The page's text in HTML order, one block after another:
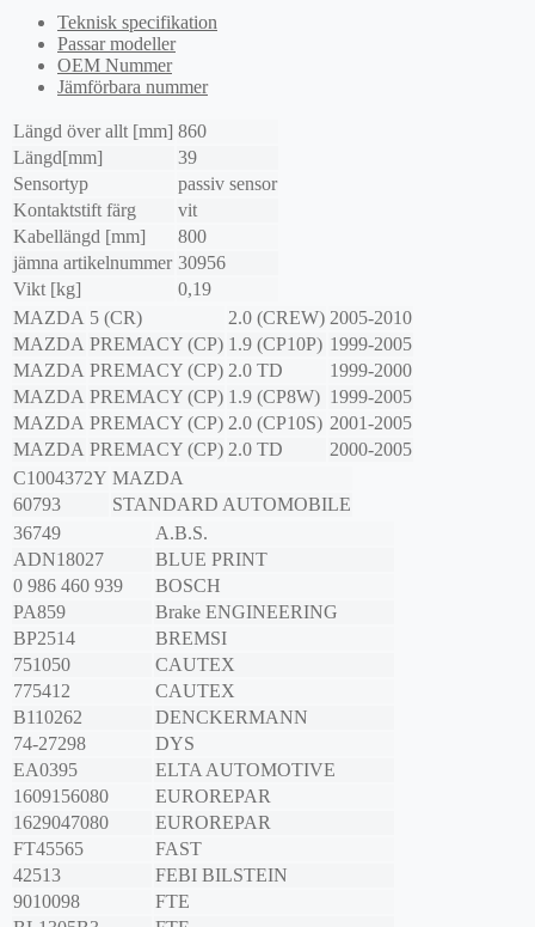
Teknisk specifikation
Passar modeller
OEM Nummer
Jämförbara nummer
Längd över allt [mm] 860
Längd[mm]
39
Sensortyp
passiv sensor
Kontaktstift färg
vit
Kabellängd [mm]
800
jämna artikelnummer 30956
Vikt [kg]
0,19
MAZDA 5 (CR) 2.0 (CREW) 2005-2010
MAZDA PREMACY (CP) 1.9 (CP10P) 1999-2005
MAZDA PREMACY (CP) 2.0 TD
1999-2000
MAZDA PREMACY (CP) 1.9 (CP8W) 1999-2005
MAZDA PREMACY (CP) 2.0 (CP10S) 2001-2005
MAZDA PREMACY (CP) 2.0 TD
2000-2005
C1004372Y MAZDA
60793
STANDARD AUTOMOBILE
36749
A.B.S.
ADN18027
BLUE PRINT
0 986 460 939
BOSCH
PA859
Brake ENGINEERING
BP2514
BREMSI
751050
CAUTEX
775412
CAUTEX
B110262
DENCKERMANN
74-27298
DYS
EA0395
ELTA AUTOMOTIVE
1609156080
EUROREPAR
1629047080
EUROREPAR
FT45565
FAST
42513
FEBI BILSTEIN
9010098
FTE